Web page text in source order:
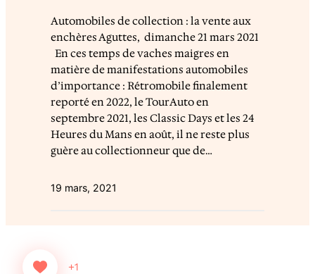
Automobiles de collection : la vente aux
enchères Aguttes, dimanche 21 mars 2021
En ces temps de vaches maigres en
matière de manifestations automobiles
d’importance : Rétromobile finalement
reporté en 2022, le TourAuto en
septembre 2021, les Classic Days et les 24
Heures du Mans en août, il ne reste plus
guère au collectionneur que de…
19 mars, 2021
+1